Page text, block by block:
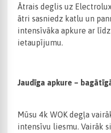
Ātrais deglis uz
ātri sasniedz katlu un
intensīvāka apkure ar
ietaupījumu.
Jaudīga apkure –
Mūsu 4k WOK degļa
intensīvu liesmu. Vairāk